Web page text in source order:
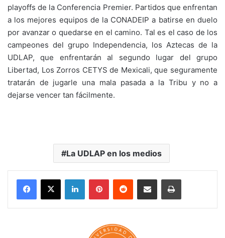
playoffs de la Conferencia Premier. Partidos que enfrentan
a los mejores equipos de la CONADEIP a batirse en duelo
por avanzar o quedarse en el camino. Tal es el caso de los
campeones del grupo Independencia, los Aztecas de la
UDLAP, que enfrentarán al segundo lugar del grupo
Libertad, Los Zorros CETYS de Mexicali, que seguramente
tratarán de jugarle una mala pasada a la Tribu y no a
dejarse vencer tan fácilmente.
La UDLAP en los medios
LinkedInPinterestReddit Share via Email Print